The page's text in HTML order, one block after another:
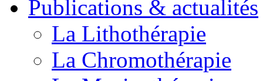
Publications & actualités
La Lithothérapie
La Chromothérapie